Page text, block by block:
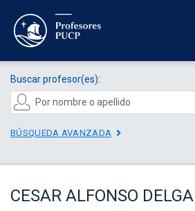
Buscar profesor(es):
BÚSQUEDA AVANZADA
CESAR ALFONSO